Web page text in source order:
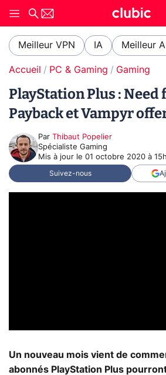
Meilleur VPN IA Meilleur
Accueil PC & Gaming Gaming
PlayStation Plus : Need
Payback et Vampyr
Par Thibaut Popelier
Spécialiste Gaming
Mis à jour le 01 octobre 2020 à
Suivez-nous
Un nouveau mois vient de
abonnés PlayStation Plus